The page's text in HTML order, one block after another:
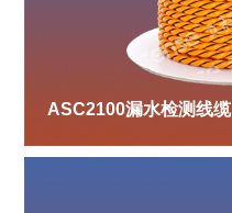
ASC2100漏水检测线缆